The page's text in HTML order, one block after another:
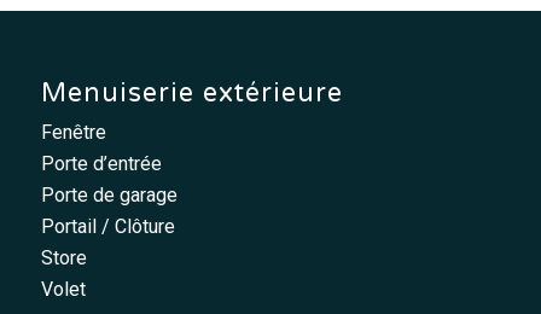
Menuiserie extérieure
Fenêtre
Porte d’entrée
Porte de garage
Portail / Clôture
Store
Volet